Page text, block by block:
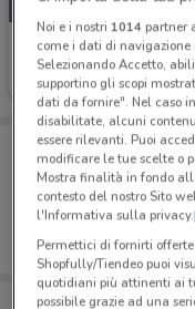
Tigotà
Scade il 31/08
Porta
Puoi
salvarle e
dal tuo
Noi e i nostri 1014partner
come i dati di
Selezionando Accetto,
supportino gli scopi
dati da fornire". Nel caso
disabilitate, alcuni
essere rilevanti. Puoi
modificare le tue scelte o
Mostra finalità in fondo
contesto del nostro Sito
l'Informativa sulla privacy.
Permettici di fornirti
Shopfully/Tiendeo puoi
quotidiani più attinenti ai
possibile grazie ad una